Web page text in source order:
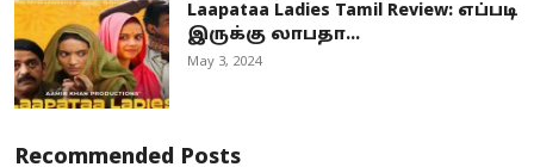
Laapataa Ladies Tamil Review: எப்படி
இருக்கு லாபதா...
May 3, 2024
Recommended Posts